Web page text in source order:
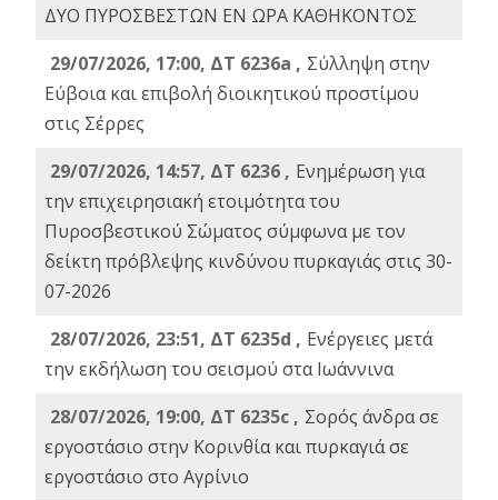
ΔΥΟ ΠΥΡΟΣΒΕΣΤΩΝ ΕΝ ΩΡΑ ΚΑΘΗΚΟΝΤΟΣ
29/07/2026, 17:00, ΔΤ 6236a , Σύλληψη στην
Εύβοια και επιβολή διοικητικού προστίμου
στις Σέρρες
29/07/2026, 14:57, ΔΤ 6236 , Ενημέρωση για
την επιχειρησιακή ετοιμότητα του
Πυροσβεστικού Σώματος σύμφωνα με τον
δείκτη πρόβλεψης κινδύνου πυρκαγιάς στις 30-
07-2026
28/07/2026, 23:51, ΔΤ 6235d , Ενέργειες μετά
την εκδήλωση του σεισμού στα Ιωάννινα
28/07/2026, 19:00, ΔΤ 6235c , Σορός άνδρα σε
εργοστάσιο στην Κορινθία και πυρκαγιά σε
εργοστάσιο στο Αγρίνιο